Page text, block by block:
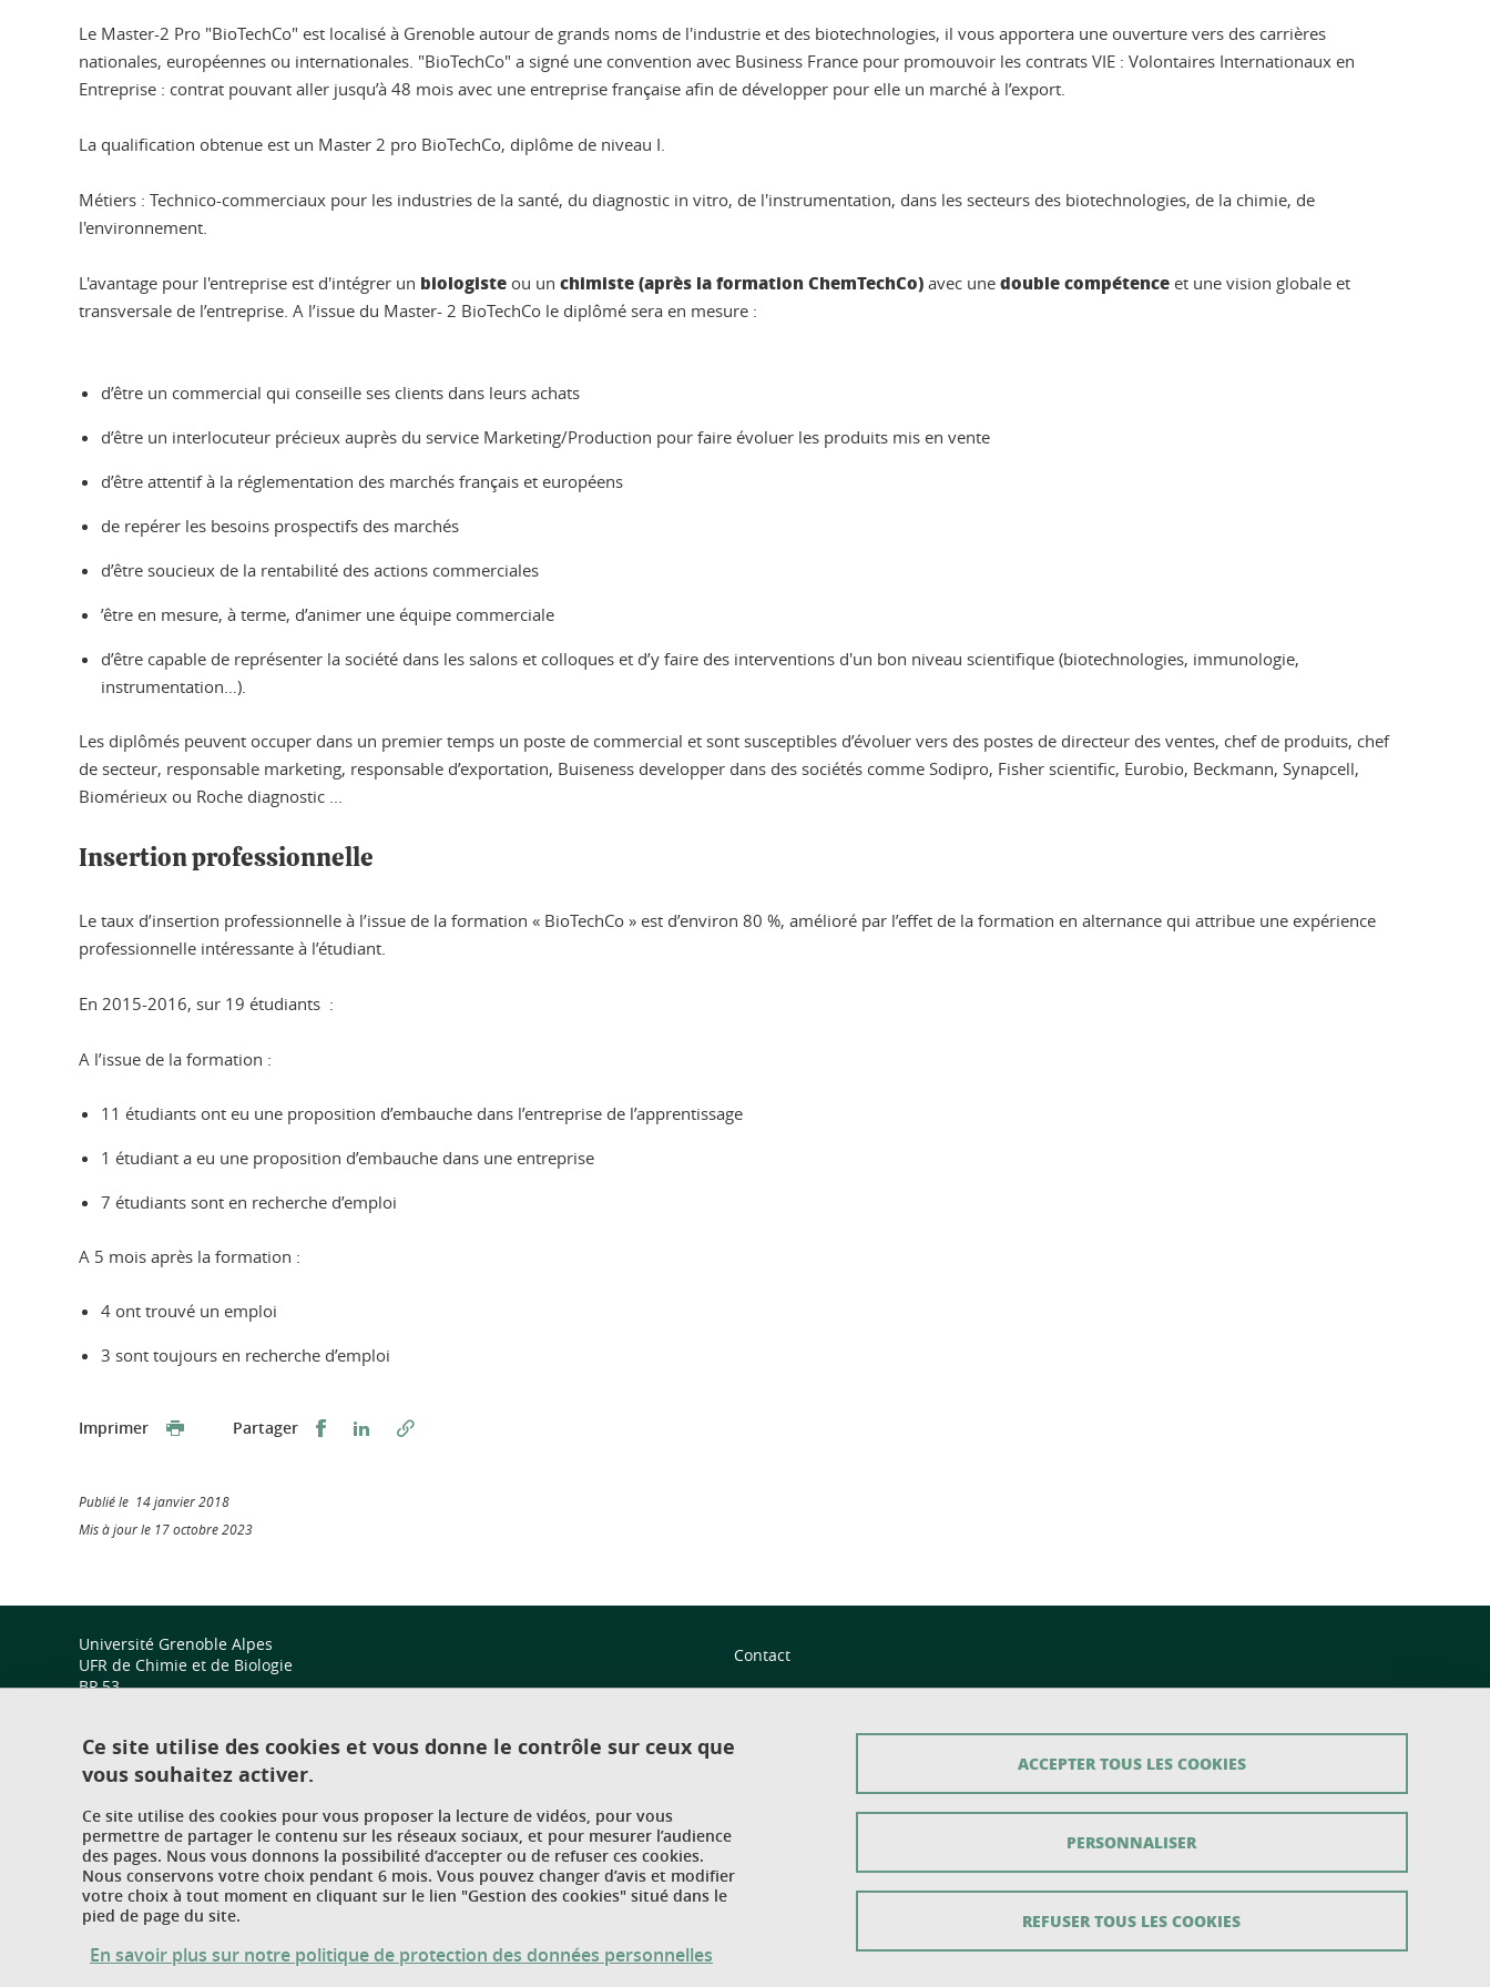
Le Master-2 Pro "BioTechCo" est localisé à Grenoble autour de grands noms de l'industrie et des biotechnologies, il vous apportera une ouverture vers des carrières
nationales, européennes ou internationales. "BioTechCo" a signé une convention avec Business France pour promouvoir les contrats VIE : Volontaires Internationaux en
Entreprise : contrat pouvant aller jusqu’à 48 mois avec une entreprise française afin de développer pour elle un marché à l’export.
La qualification obtenue est un Master 2 pro BioTechCo, diplôme de niveau I.
Métiers : Technico-commerciaux pour les industries de la santé, du diagnostic in vitro, de l'instrumentation, dans les secteurs des biotechnologies, de la chimie, de
l'environnement.
L'avantage pour l'entreprise est d'intégrer un biologiste ou un chimiste (après la formation ChemTechCo) avec une double compétence et une vision globale et
transversale de l’entreprise. A l’issue du Master- 2 BioTechCo le diplômé sera en mesure :
d’être un commercial qui conseille ses clients dans leurs achats
d’être un interlocuteur précieux auprès du service Marketing/Production pour faire évoluer les produits mis en vente
d’être attentif à la réglementation des marchés français et européens
de repérer les besoins prospectifs des marchés
d’être soucieux de la rentabilité des actions commerciales
’être en mesure, à terme, d’animer une équipe commerciale
d’être capable de représenter la société dans les salons et colloques et d’y faire des interventions d'un bon niveau scientifique (biotechnologies, immunologie,
instrumentation…).
Les diplômés peuvent occuper dans un premier temps un poste de commercial et sont susceptibles d’évoluer vers des postes de directeur des ventes, chef de produits, chef
de secteur, responsable marketing, responsable d’exportation, Buiseness developper dans des sociétés comme Sodipro, Fisher scientific, Eurobio, Beckmann, Synapcell,
Biomérieux ou Roche diagnostic ...
Insertion professionnelle
Le taux d’insertion professionnelle à l’issue de la formation « BioTechCo » est d’environ 80 %, amélioré par l’effet de la formation en alternance qui attribue une expérience
professionnelle intéressante à l’étudiant.
En 2015-2016, sur 19 étudiants :
A l’issue de la formation :
11 étudiants ont eu une proposition d’embauche dans l’entreprise de l’apprentissage
1 étudiant a eu une proposition d’embauche dans une entreprise
7 étudiants sont en recherche d’emploi
A 5 mois après la formation :
4 ont trouvé un emploi
3 sont toujours en recherche d’emploi
Imprimer Partager Partager sur Facebook
Partager sur LinkedIn
Publié le 14 janvier 2018
Mis à jour le 17 octobre 2023
Université Grenoble Alpes
UFR de Chimie et de Biologie
BP 53
Contact
Mentions légales
Gestion des cookies
Ce site utilise des cookies et vous donne le contrôle sur ceux que
vous souhaitez activer.
Ce site utilise des cookies pour vous proposer la lecture de vidéos, pour vous
permettre de partager le contenu sur les réseaux sociaux, et pour mesurer l’audience
des pages. Nous vous donnons la possibilité d’accepter ou de refuser ces cookies.
Nous conservons votre choix pendant 6 mois. Vous pouvez changer d’avis et modifier
votre choix à tout moment en cliquant sur le lien "Gestion des cookies" situé dans le
pied de page du site.
En savoir plus sur notre politique de protection des données personnelles
ACCEPTER TOUS LES COOKIES
REFUSER TOUS LES COOKIES
PERSONNALISER